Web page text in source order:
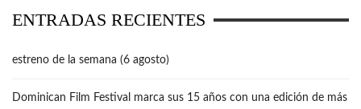
ENTRADAS RECIENTES
estreno de la semana (6 agosto)
Dominican Film Festival marca sus 15 años con una edición de más